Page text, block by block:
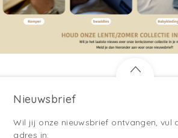
Nieuwsbrief
Wil jij onze nieuwsbrief ontvangen, vul
adres in: